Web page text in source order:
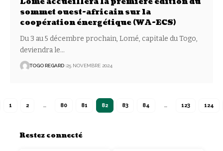
sommet ouest-africain sur la
coopération énergétique (WA-ECS)
Du 3 au 5 décembre prochain, Lomé, capitale du Togo,
deviendra le…
TOGO REGARD 25 NOVEMBRE 2024
1 2 … 80 81 82 83 84 … 123 124
Restez connecté